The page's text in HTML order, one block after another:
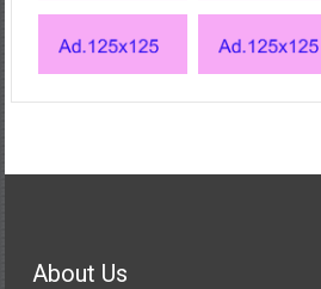
About Us